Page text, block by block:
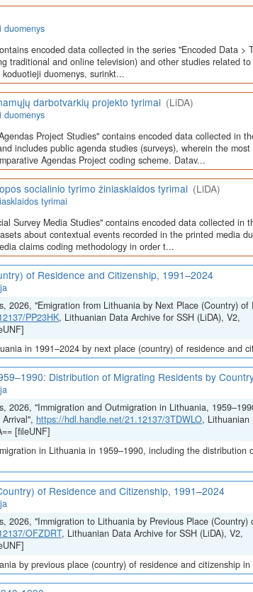
duomenys
encoded data collected in the series "Encoded Data >
traditional and online television) and other studies related
duomenys, surinkt...
darbotvarkių projekto tyrimai (LiDA)
duomenys
Project Studies" contains encoded data collected in
includes public agenda studies (surveys), wherein the
Agendas Project coding scheme. Datav...
socialinio tyrimo žiniasklaidos tyrimai (LiDA)
tyrimai
Survey Media Studies" contains encoded data collected in
about contextual events recorded in the printed media
claims coding methodology in order t...
of Residence and Citizenship, 1991–2024
2026, "Emigration from Lithuania by Next Place (Country) of
PP23HK, Lithuanian Data Archive for SSH (LiDA), V2,
in 1991–2024 by next place (country) of residence and
Distribution of Migrating Residents by
2026, "Immigration and Outmigration in Lithuania,
https://hdl.handle.net/21.12137/3TDWLO, Lithuanian
[fileUNF]
in Lithuania in 1959–1990, including the distribution
of Residence and Citizenship, 1991–2024
2026, "Immigration to Lithuania by Previous Place
OFZDRT, Lithuanian Data Archive for SSH (LiDA), V2,
by previous place (country) of residence and citizenship in